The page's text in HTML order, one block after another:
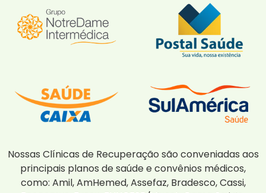
Nossas Clínicas de Recuperação são conveniadas aos
principais planos de saúde e convênios médicos,
como: Amil, AmHemed, Assefaz, Bradesco, Cassi,